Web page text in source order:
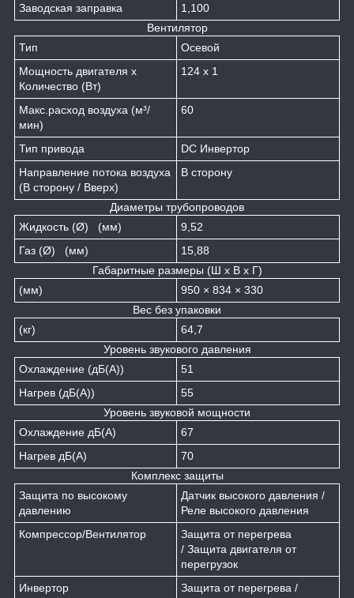
Заводская заправка
1,100
Вентилятор
Тип
Осевой
Мощность двигателя x
Количество (Вт)
124 x 1
Макс.расход воздуха (м³/
мин)
60
Тип привода
DC Инвертор
Направление потока воздуха
(В сторону / Вверх)
В сторону
Диаметры трубопроводов
Жидкость (Ø) (мм)
9,52
Газ (Ø) (мм)
15,88
Габаритные размеры (Ш x В x Г)
(мм)
950 × 834 × 330
Вес без упаковки
(кг)
64,7
Уровень звукового давления
Охлаждение (дБ(A))
51
Нагрев (дБ(A))
55
Уровень звуковой мощности
Охлаждение дБ(A)
67
Нагрев дБ(A)
70
Комплекс защиты
Защита по высокому
давлению
Датчик высокого давления /
Реле высокого давления
Компрессор/Вентилятор
Защита от перегрева
/ Защита двигателя от
перегрузок
Инвертор
Защита от перегрева /